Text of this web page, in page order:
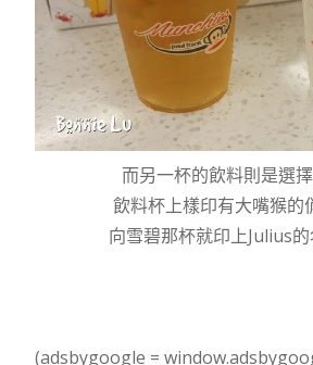
而另一杯的飲料則是選
飲料杯上樣印有大嘴猴的
向雪碧那杯就印上Julius的
(adsbygoogle =